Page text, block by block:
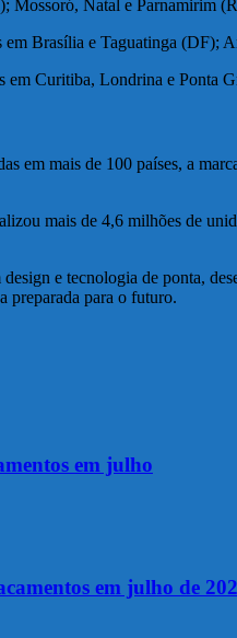
Mossoró, Natal e Parnamirim
em Brasília e Taguatinga
em Curitiba, Londrina e
em mais de 100 países, a
mais de 4,6 milhões de
e tecnologia de ponta,
preparada para o futuro.
em julho
em julho de